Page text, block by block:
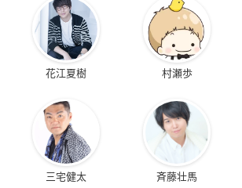
花江夏樹 村瀬歩
三宅健太 斉藤壮馬